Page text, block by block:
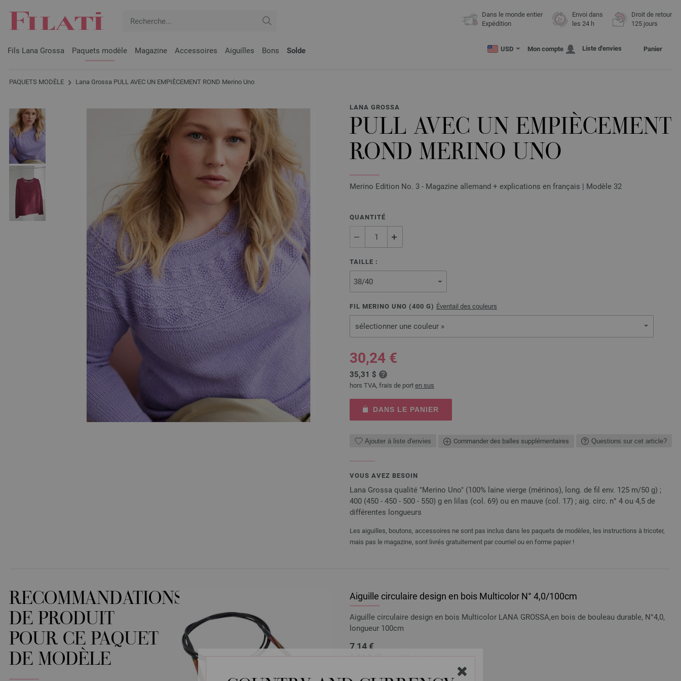
Dans le monde entier
Expédition
Envoi dans
les 24 h
Droit de retour
125 jours
Fils Lana Grossa Paquets modèle Magazine Accessoires Aiguilles Bons Solde USD Mon compte Liste d'envies Panier
PAQUETS MODÈLE Lana Grossa PULL AVEC UN EMPIÈCEMENT ROND Merino Uno
LANA GROSSA
PULL AVEC UN EMPIÈCEMENT
ROND MERINO UNO
Merino Edition No. 3 - Magazine allemand + explications en français | Modèle 32
QUANTITÉ
TAILLE :
FIL MERINO UNO (400 G) Éventail des couleurs
sélectionner une couleur »
30,24 €
35,31 $
hors TVA, frais de port en sus
DANS LE PANIER
Ajouter à liste d'envies Commander des balles supplémentaires Questions sur cet article?
VOUS AVEZ BESOIN
Lana Grossa qualité "Merino Uno" (100% laine vierge (mérinos), long. de fil env. 125 m/50 g) ;
400 (450 - 450 - 500 - 550) g en lilas (col. 69) ou en mauve (col. 17) ; aig. circ. n° 4 ou 4,5 de
différentes longueurs
Les aiguilles, boutons, accessoires ne sont pas inclus dans les paquets de modèles, les instructions à tricoter,
mais pas le magazine, sont livrés gratuitement par courriel ou en forme papier !
RECOMMANDATIONS
DE PRODUIT
POUR CE PAQUET
DE MODÈLE
Aiguille circulaire design en bois Multicolor N° 4,0/100cm
Aiguille circulaire design en bois Multicolor LANA GROSSA,en bois de bouleau durable, N°4,0,
longueur 100cm
7,14 €
8,34 $ hors TVA, frais de porten sus
QUANTITÉ